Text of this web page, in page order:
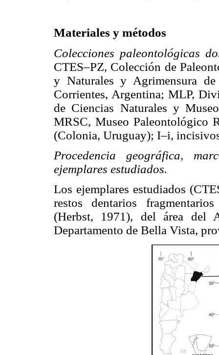
Materiales y métodos
Colecciones paleontológicas
CTES–PZ, Colección de
y Naturales y Agrimensura
Corrientes, Argentina; MLP,
de Ciencias Naturales y
MRSC, Museo Paleontológico
(Colonia, Uruguay); I–i,
Procedencia geográfica,
ejemplares estudiados.
Los ejemplares estudiados
restos dentarios
(Herbst, 1971), del área del
Departamento de Bella Vista,